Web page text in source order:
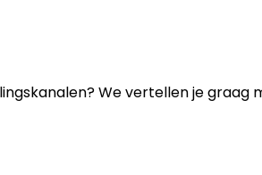
We vertellen je graag